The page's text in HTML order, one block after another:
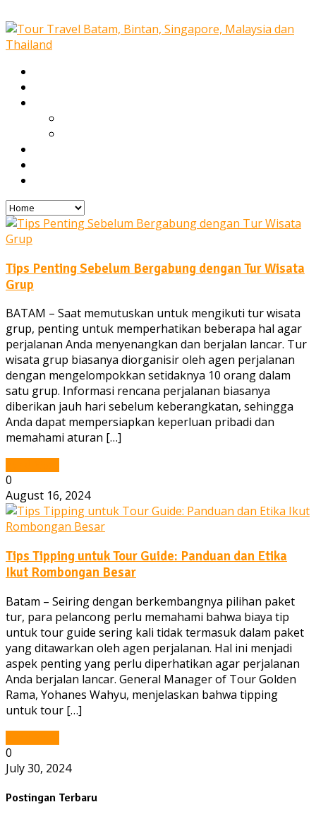
Tips Penting Sebelum Bergabung dengan Tur Wisata
Grup
BATAM – Saat memutuskan untuk mengikuti tur wisata
grup, penting untuk memperhatikan beberapa hal agar
perjalanan Anda menyenangkan dan berjalan lancar. Tur
wisata grup biasanya diorganisir oleh agen perjalanan
dengan mengelompokkan setidaknya 10 orang dalam
satu grup. Informasi rencana perjalanan biasanya
diberikan jauh hari sebelum keberangkatan, sehingga
Anda dapat mempersiapkan keperluan pribadi dan
memahami aturan […]
0
August 16, 2024
Tips Tipping untuk Tour Guide: Panduan dan Etika
Ikut Rombongan Besar
Batam – Seiring dengan berkembangnya pilihan paket
tur, para pelancong perlu memahami bahwa biaya tip
untuk tour guide sering kali tidak termasuk dalam paket
yang ditawarkan oleh agen perjalanan. Hal ini menjadi
aspek penting yang perlu diperhatikan agar perjalanan
Anda berjalan lancar. General Manager of Tour Golden
Rama, Yohanes Wahyu, menjelaskan bahwa tipping
untuk tour […]
0
July 30, 2024
Postingan Terbaru